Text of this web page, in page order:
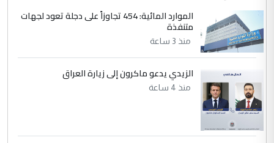
4 يوسف غزوان عصمت
التعليق : بكالوريوس فيزياء طبية متزوج و
زوجتي أيضا بكالوريوس سكني بغداد أرغب في
إكمال دراستي داخل ...
الموضوع :
السعودية توافق على الاستمرار في
جامعاتها سنويا
الموارد المائية: 454 تجاوزاً على دجلة تعود لجهات
متنفذة
منذ 3 ساعة
الزيدي يدعو ماكرون إلى زيارة العراق
منذ 4 ساعة